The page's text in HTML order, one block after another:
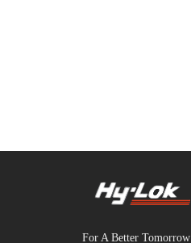
For A Better Tomorrow